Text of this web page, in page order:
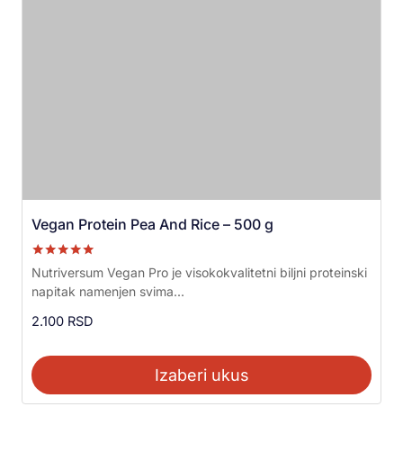
Vegan Protein Pea And Rice – 500 g
Ocenjeno sa
5.00
od 5
Nutriversum Vegan Pro je visokokvalitetni biljni proteinski
napitak namenjen svima...
2.100 RSD
Izaberi ukus